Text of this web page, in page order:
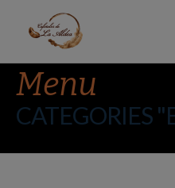
Menu
CATEGORIES